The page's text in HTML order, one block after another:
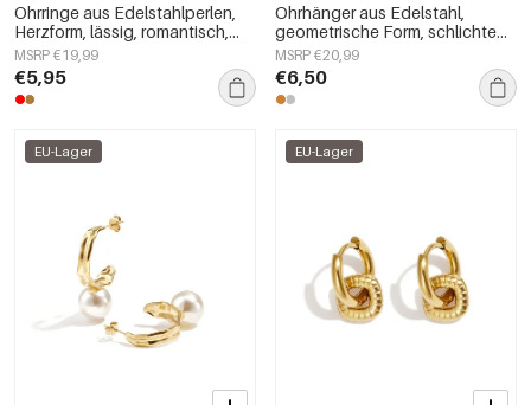
Ohrringe aus Edelstahlperlen,
Herzform, lässig, romantisch,
Damenschmuck
MSRP €19,99
€5,95
Ohrhänger aus Edelstahl,
geometrische Form, schlichte
Alltags-Serie, Damenschmuck
MSRP €20,99
€6,50
EU-Lager EU-Lager